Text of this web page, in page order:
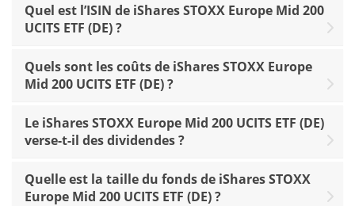
Quel est l’ISIN de iShares STOXX Europe Mid 200
UCITS ETF (DE) ?
Quels sont les coûts de iShares STOXX Europe
Mid 200 UCITS ETF (DE) ?
Le iShares STOXX Europe Mid 200 UCITS ETF (DE)
verse-t-il des dividendes ?
Quelle est la taille du fonds de iShares STOXX
Europe Mid 200 UCITS ETF (DE) ?